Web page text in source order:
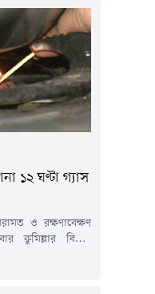
১২ ঘণ্টা গ্যাস
ও রক্ষণাবেক্ষণ
বিভিন্ন